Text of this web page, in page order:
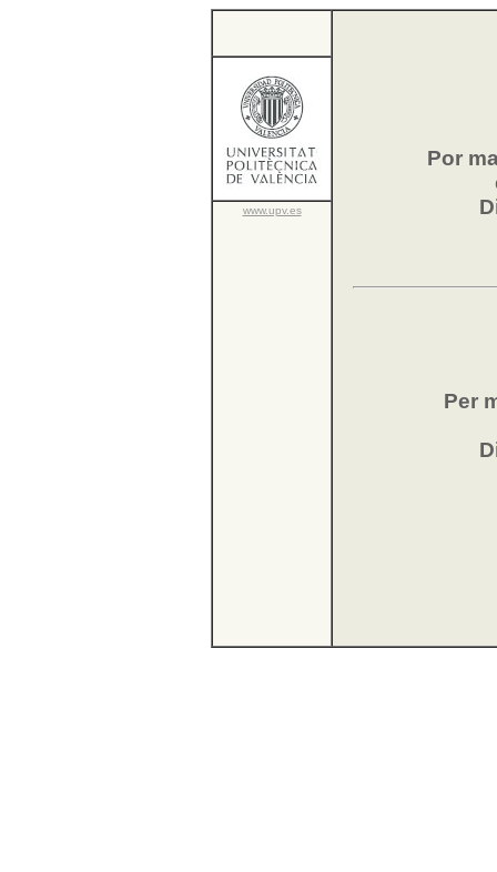
Por
Per
www.upv.es